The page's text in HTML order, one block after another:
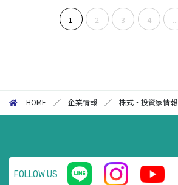
1 2 3 4 ...
HOME ／企業情報 ／株式・投資家情報
FOLLOW US